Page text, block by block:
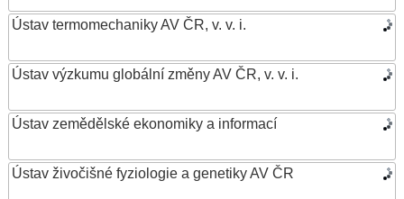
Ústav termomechaniky AV ČR, v. v. i.
Ústav výzkumu globální změny AV ČR, v. v. i.
Ústav zemědělské ekonomiky a informací
Ústav živočišné fyziologie a genetiky AV ČR